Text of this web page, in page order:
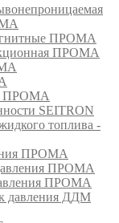
ПРОМА
ПРОМА
ПРОМА
SEITRON
топлива -
ПРОМА
ПРОМА
ПРОМА
давления ДДМ